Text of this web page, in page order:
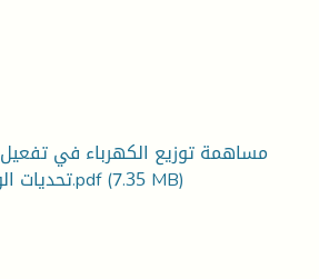
مساهمة توزيع الكهرباء في تفعيل
تحديات الواقع وافاق المستقبل.pdf(7.35 MB)